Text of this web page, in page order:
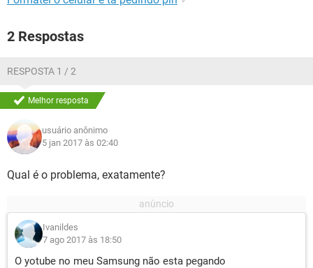
2 Respostas
RESPOSTA 1 / 2
Melhor resposta
usuário anônimo
5 jan 2017 às 02:40
Qual é o problema, exatamente?
Ivanildes
7 ago 2017 às 18:50
O yotube no meu Samsung não esta pegando